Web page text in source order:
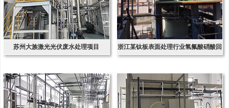
苏州大族激光光伏废水处理项目 浙江某钛板表面处理行业氢氟酸硝酸回